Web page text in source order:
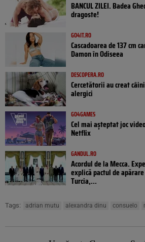
BANCUL ZILEI. Badea
dragoste!
GO4IT.RO
Cascadoarea de 137 cm
Damon în Odiseea
DESCOPERA.RO
Cercetătorii au creat
alergici
GO4GAMES
Cel mai așteptat joc
Netflix
GANDUL.RO
Acordul de la Mecca.
explică pactul de
Turcia,...
Tags: adrian mutu alexandra dinu consuelo